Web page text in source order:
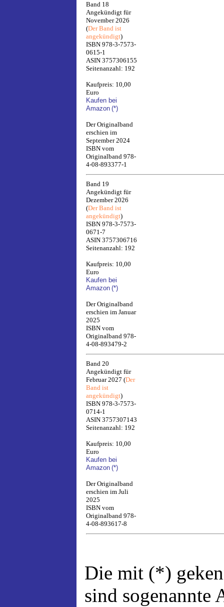
Band 18
Angekündigt für
November 2026
(Der Band ist
angekündigt)
ISBN 978-3-7573-
0615-1
ASIN 3757306155
Seitenanzahl: 192
Kaufpreis: 10,00
Euro
Kaufen bei
Amazon (*)
Der Originalband
erschien im
September 2024
ISBN vom
Originalband 978-
4-08-893377-1
Band 19
Angekündigt für
Dezember 2026
(Der Band ist
angekündigt)
ISBN 978-3-7573-
0671-7
ASIN 3757306716
Seitenanzahl: 192
Kaufpreis: 10,00
Euro
Kaufen bei
Amazon (*)
Der Originalband
erschien im Januar
2025
ISBN vom
Originalband 978-
4-08-893479-2
Band 20
Angekündigt für
Februar 2027 (Der
Band ist
angekündigt)
ISBN 978-3-7573-
0714-1
ASIN 3757307143
Seitenanzahl: 192
Kaufpreis: 10,00
Euro
Kaufen bei
Amazon (*)
Der Originalband
erschien im Juli
2025
ISBN vom
Originalband 978-
4-08-893617-8
Die mit (*)
sind